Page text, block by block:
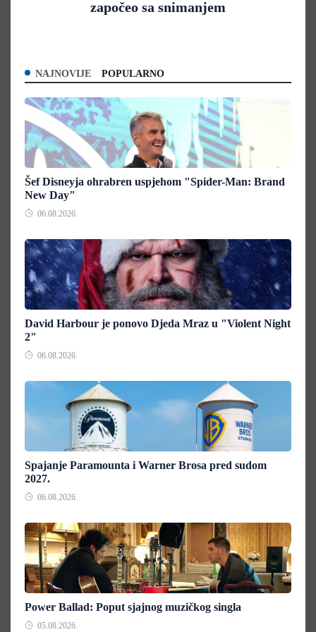
započeo sa snimanjem
NAJNOVIJE POPULARNO
Šef Disneyja ohrabren uspjehom "Spider-Man: Brand
New Day"
06.08.2026.
David Harbour je ponovo Djeda Mraz u "Violent Night
2"
06.08.2026.
Spajanje Paramounta i Warner Brosa pred sudom
2027.
06.08.2026.
Power Ballad: Poput sjajnog muzičkog singla
05.08.2026.